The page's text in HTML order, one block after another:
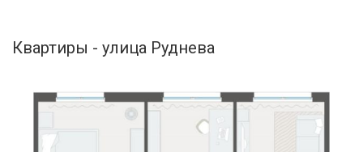
Квартиры - улица Руднева